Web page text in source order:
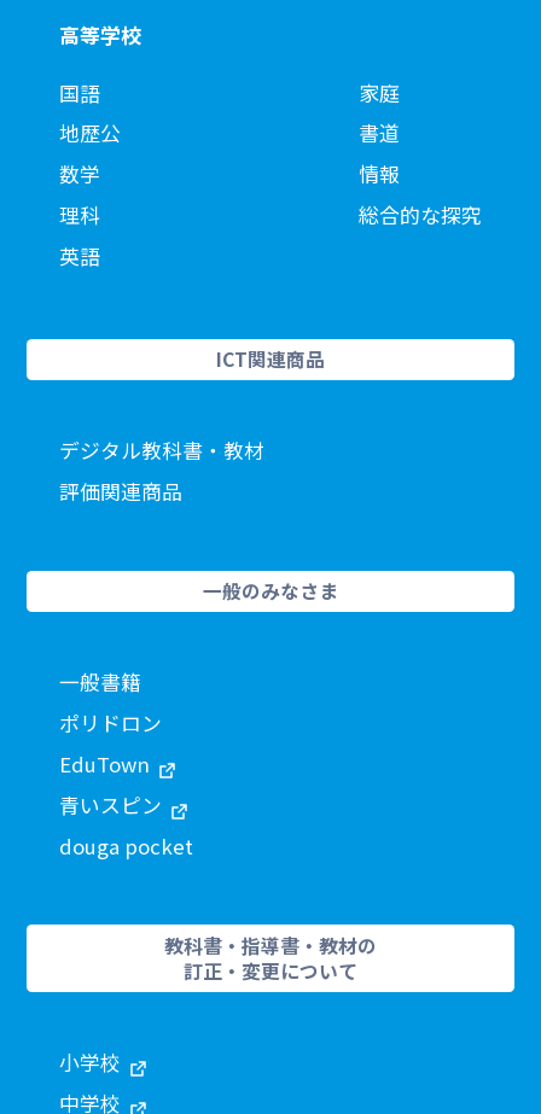
高等学校
国語
地歴公
数学
理科
英語
家庭
書道
情報
総合的な探究
ICT関連商品
デジタル教科書・教材
評価関連商品
一般のみなさま
一般書籍
ポリドロン
EduTown
青いスピン
douga pocket
教科書・指導書・教材の
訂正・変更について
小学校
中学校